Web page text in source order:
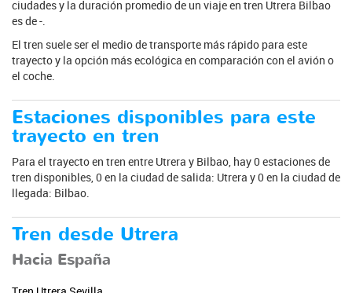
ciudades y la duración promedio de un viaje en tren Utrera Bilbao
es de -.
El tren suele ser el medio de transporte más rápido para este
trayecto y la opción más ecológica en comparación con el avión o
el coche.
Estaciones disponibles para este
trayecto en tren
Para el trayecto en tren entre Utrera y Bilbao, hay 0 estaciones de
tren disponibles, 0 en la ciudad de salida: Utrera y 0 en la ciudad de
llegada: Bilbao.
Tren desde Utrera
Hacia España